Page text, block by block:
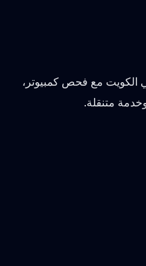
الكويت مع فحص كمبيوتر،
متنقلة.